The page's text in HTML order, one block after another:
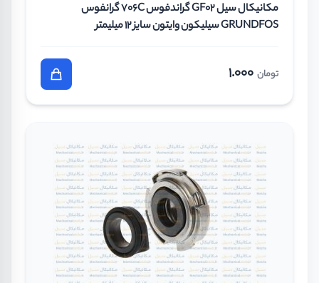
مکانیکال سیل GF02 گراندفوس 706C گرانفوس
GRUNDFOS سیلیکون وایتون سایز 12 میلیمتر
تومان 1.000